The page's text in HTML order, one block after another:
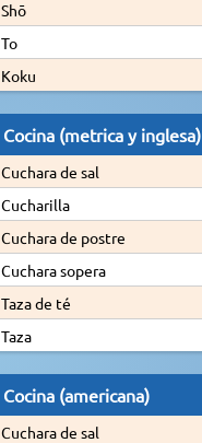
Shō
To
Koku
Cocina (metrica y inglesa)
Cuchara de sal
Cucharilla
Cuchara de postre
Cuchara sopera
Taza de té
Taza
Cocina (americana)
Cuchara de sal